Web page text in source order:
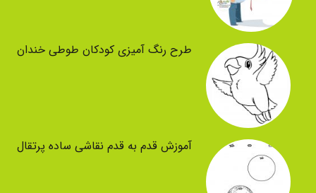
طرح رنگ آمیزی کودکان طوطی خندان
آموزش قدم به قدم نقاشی ساده پرتقال